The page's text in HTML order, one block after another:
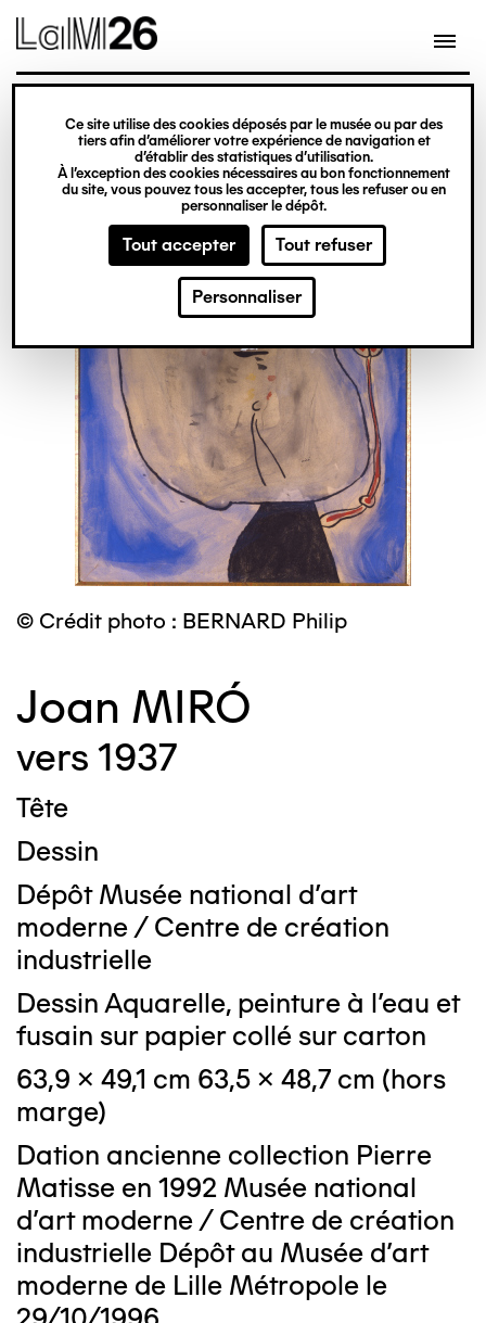
Gestion des cookies
Ce site utilise des cookies déposés par le musée ou par des
tiers afin d’améliorer votre expérience de navigation et
d’établir des statistiques d’utilisation.
À l’exception des cookies nécessaires au bon fonctionnement
du site, vous pouvez tous les accepter, tous les refuser ou en
personnaliser le dépôt.
Tout accepter Tout refuser
Personnaliser
contenu
© Crédit photo : BERNARD Philip
Joan MIRÓ
vers 1937
Tête
Dessin
Dépôt Musée national d'art
moderne / Centre de création
industrielle
Dessin Aquarelle, peinture à l'eau et
fusain sur papier collé sur carton
63,9 x 49,1 cm 63,5 x 48,7 cm (hors
marge)
Dation ancienne collection Pierre
Matisse en 1992 Musée national
d'art moderne / Centre de création
industrielle Dépôt au Musée d'art
moderne de Lille Métropole le